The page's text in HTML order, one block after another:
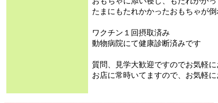
たまにもたれかかったおもちゃが
ワクチン１回摂取済み
動物病院にて健康診断済みです
質問、見学大歓迎ですのでお気軽
お店に常時いてますので、お気軽